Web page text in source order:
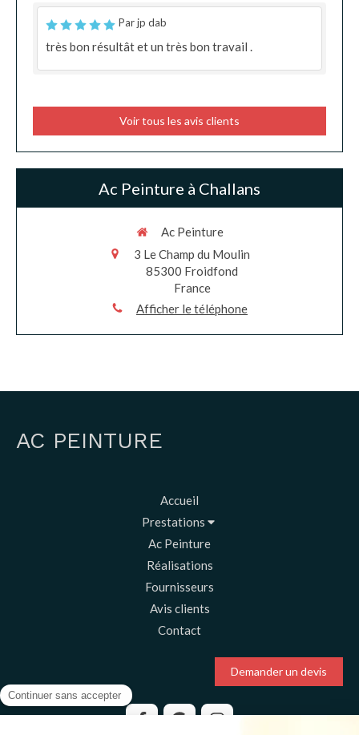
Par jp dab
très bon résultât et un très bon travail .
Voir tous les avis clients
Ac Peinture à Challans
Ac Peinture
3 Le Champ du Moulin
85300 Froidfond
France
Afficher le téléphone
AC PEINTURE
Accueil
Prestations
Ac Peinture
Réalisations
Fournisseurs
Avis clients
Contact
Demander un devis